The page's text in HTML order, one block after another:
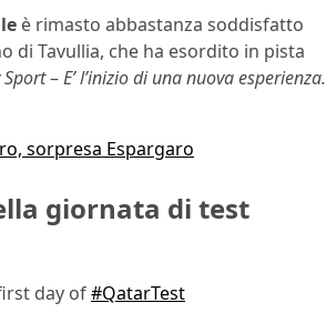
è rimasto abbastanza soddisfatto
di Tavullia, che ha esordito in pista
Sport–E’ l’inizio di una nuova esperienza.
sorpresa Espargaro
giornata di test
day of#QatarTest